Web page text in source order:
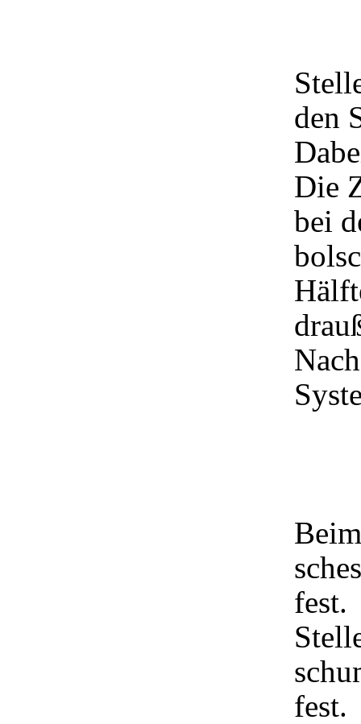
den
Die
bei
fest.
fest.